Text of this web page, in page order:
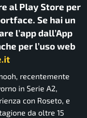
al Play Store per
Se hai un
l’app dall’App
per l’uso web
recentemente
in Serie A2,
con Roseto, e
da oltre 15